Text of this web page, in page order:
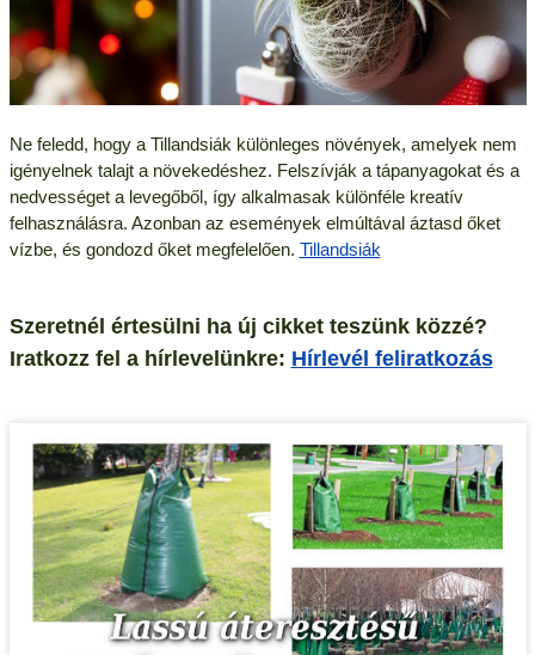
Ne feledd, hogy a Tillandsiák különleges növények, amelyek nem
igényelnek talajt a növekedéshez. Felszívják a tápanyagokat és a
nedvességet a levegőből, így alkalmasak különféle kreatív
felhasználásra. Azonban az események elmúltával áztasd őket
vízbe, és gondozd őket megfelelően. Tillandsiák
Szeretnél értesülni ha új cikket teszünk közzé?
Iratkozz fel a hírlevelünkre: Hírlevél feliratkozás